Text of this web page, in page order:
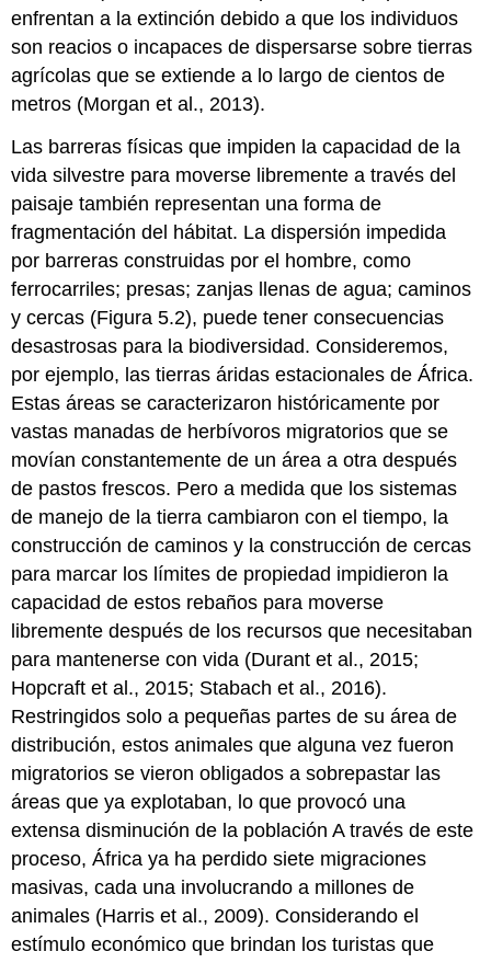
enfrentan a la extinción debido a que los individuos
son reacios o incapaces de dispersarse sobre tierras
agrícolas que se extiende a lo largo de cientos de
metros (Morgan et al., 2013).
Las barreras físicas que impiden la capacidad de la
vida silvestre para moverse libremente a través del
paisaje también representan una forma de
fragmentación del hábitat. La dispersión impedida
por barreras construidas por el hombre, como
ferrocarriles; presas; zanjas llenas de agua; caminos
y cercas (Figura 5.2), puede tener consecuencias
desastrosas para la biodiversidad. Consideremos,
por ejemplo, las tierras áridas estacionales de África.
Estas áreas se caracterizaron históricamente por
vastas manadas de herbívoros migratorios que se
movían constantemente de un área a otra después
de pastos frescos. Pero a medida que los sistemas
de manejo de la tierra cambiaron con el tiempo, la
construcción de caminos y la construcción de cercas
para marcar los límites de propiedad impidieron la
capacidad de estos rebaños para moverse
libremente después de los recursos que necesitaban
para mantenerse con vida (Durant et al., 2015;
Hopcraft et al., 2015; Stabach et al., 2016).
Restringidos solo a pequeñas partes de su área de
distribución, estos animales que alguna vez fueron
migratorios se vieron obligados a sobrepastar las
áreas que ya explotaban, lo que provocó una
extensa disminución de la población A través de este
proceso, África ya ha perdido siete migraciones
masivas, cada una involucrando a millones de
animales (Harris et al., 2009). Considerando el
estímulo económico que brindan los turistas que